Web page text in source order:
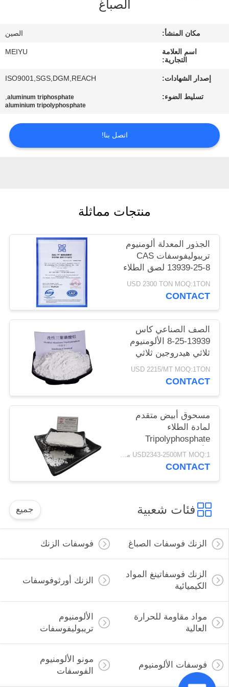
الجودة
اتصل
اطلب
اقتباس
POLICY
الصباغ
مكان المنشأ: الصين
اسم العلامة
التجارية:
MEIYU
إصدار الشهادات: ISO9001,SGS,DGM,REACH
تسليط الضوء: aluminum triphosphate
,
aluminium tripolyphosphate
اتصل بنا!
منتجات مماثلة
الجذور المعدلة ألومنيوم
تريبوليفوسفات CAS
13939-25-8 لصق الطلاء
USD 2300 TON MOQ:1TON
CONTACT
الصف الصناعي كاس
13939-25-8 الألومنيوم
ثلاثي هيدروجين ثلاثي
الفوسفات
USD 2215/MT MOQ:1TON
CONTACT
مسحوق أبيض متقدم
لمادة الطلاء
Tripolyphosphate
الألومنيوم CAS 13939-
25-8
USD2343-2500MT MOQ:1 مليون طن
CONTACT
فئات شعبية جميع
الزنك فوسفات الصباغ فوسفات الزنك
الزنك فوسفاتينغ المواد
الكيميائية
الزنك أورثوفوسفات
مواد مقاومة للحرارة
العالية
الألومنيوم
تريبوليفوسفات
فوسفات الألومنيوم
مونو الألومنيوم
الفوسفات